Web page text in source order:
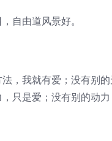
自由道风景好。
，我就有爱；没有别的
只是爱；没有别的动力